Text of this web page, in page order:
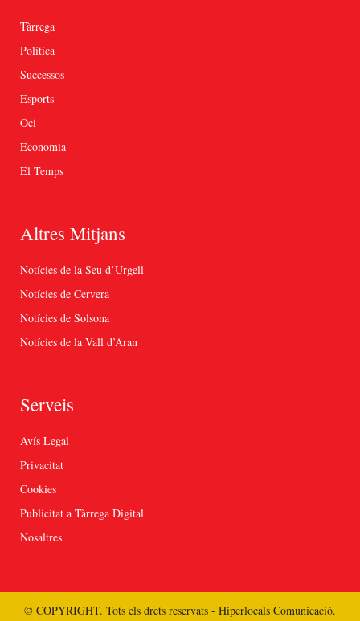
Tàrrega
Política
Successos
Esports
Oci
Economia
El Temps
Altres Mitjans
Notícies de la Seu d’Urgell
Notícies de Cervera
Notícies de Solsona
Notícies de la Vall d’Aran
Serveis
Avís Legal
Privacitat
Cookies
Publicitat a Tàrrega Digital
Nosaltres
© COPYRIGHT. Tots els drets reservats - Hiperlocals Comunicació.